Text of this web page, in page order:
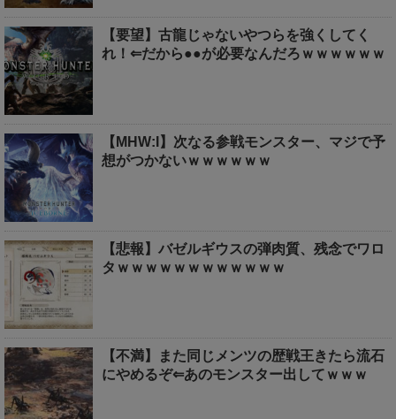
【要望】古龍じゃないやつらを強くしてく
れ！⇐だから●●が必要なんだろｗｗｗｗｗｗ
【MHW:I】次なる参戦モンスター、マジで予
想がつかないｗｗｗｗｗｗ
【悲報】バゼルギウスの弾肉質、残念でワロ
タｗｗｗｗｗｗｗｗｗｗｗｗ
【不満】また同じメンツの歴戦王きたら流石
にやめるぞ⇐あのモンスター出してｗｗｗ